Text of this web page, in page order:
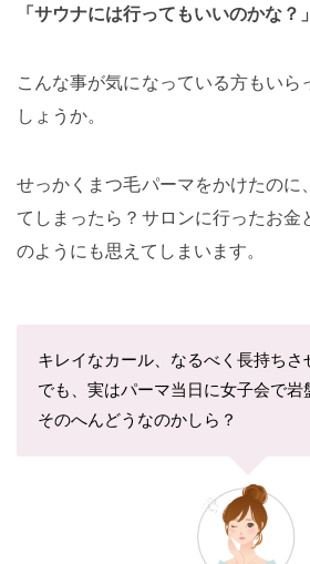
「サウナには行ってもいいのかな？」
こんな事が気になっている方もいら
しょうか。
せっかくまつ毛パーマをかけたのに
てしまったら？サロンに行ったお金
のようにも思えてしまいます。
キレイなカール、なるべく長持ちさ
でも、実はパーマ当日に女子会で
そのへんどうなのかしら？